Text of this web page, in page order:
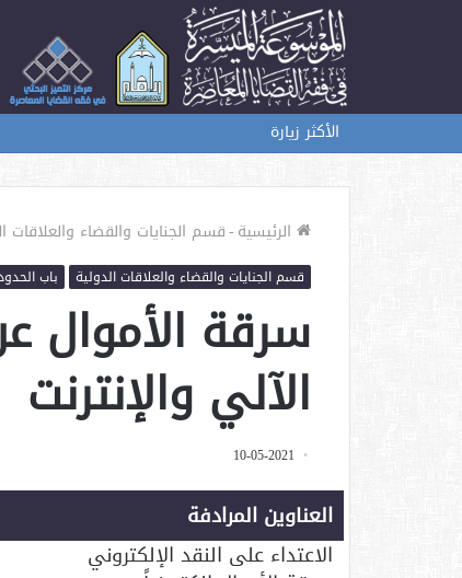
الأكثر زيارة
الرئيسية-قسم الجنايات والقضاء والعلاقات
قسم الجنايات والقضاء والعلاقات الدولية باب
سرقة الأموال
الآلي والإنترنت
10-05-2021
العناوين المرادفة
الاعتداء على النقد الإلكتروني